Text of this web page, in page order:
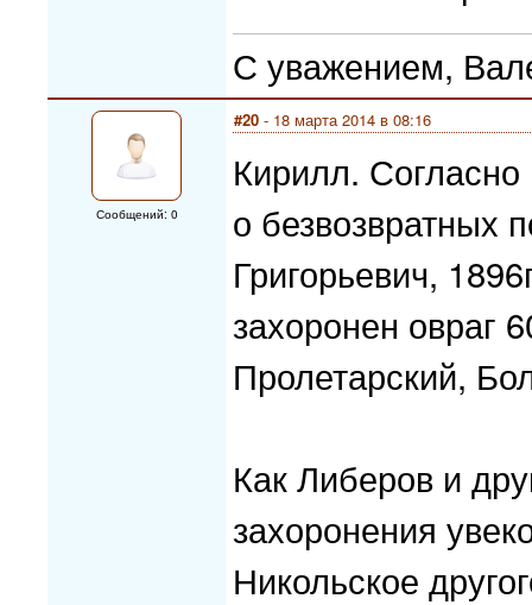
С уважением,
Сообщений: 0
#20 - 18 марта 2014 в 08:16
Кирилл. Согласно
о безвозвратных
Григорьевич,
захоронен овраг
Пролетарский,
Как Либеров и
захоронения
Никольское